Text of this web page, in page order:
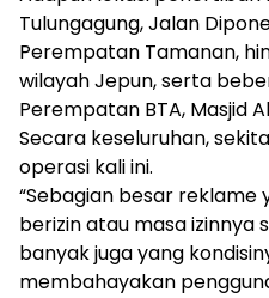
Tulungagung, Jalan
Perempatan Tamanan,
wilayah Jepun, serta
Perempatan BTA, Masjid
Secara keseluruhan,
operasi kali ini.
“Sebagian besar
berizin atau masa izinnya
banyak juga yang
membahayakan